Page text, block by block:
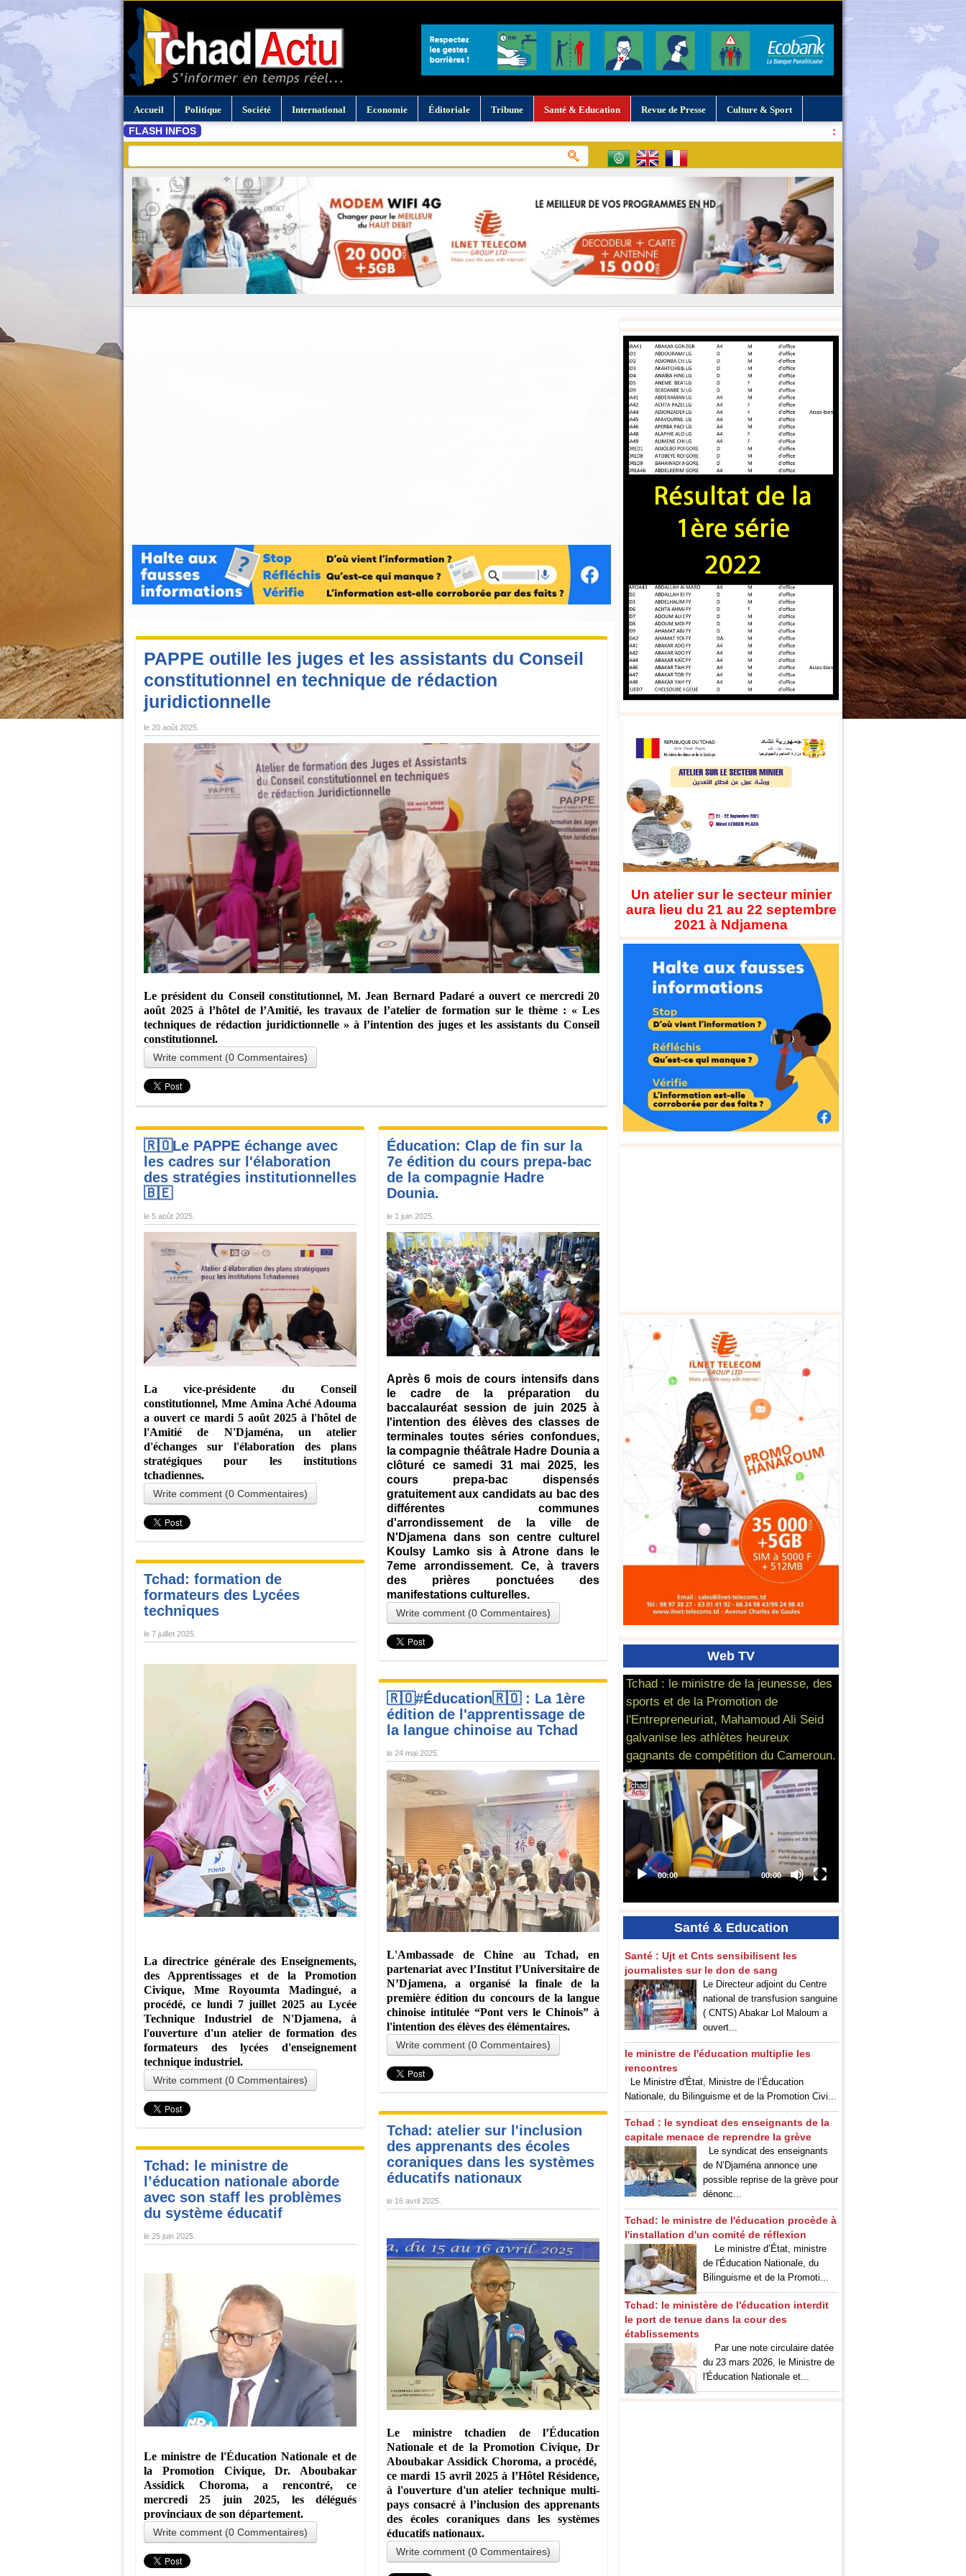
Accueil Politique Société International Economie Éditoriale Tribune Santé & Education Revue de Presse Culture & Sport
FLASH INFOS
PAPPE outille les juges et les assistants du Conseil
constitutionnel en technique de rédaction
juridictionnelle
le 20 août 2025
Le président du Conseil constitutionnel, M. Jean Bernard Padaré a ouvert ce mercredi 20
août 2025 à l’hôtel de l’Amitié, les travaux de l’atelier de formation sur le thème : « Les
techniques de rédaction juridictionnelle » à l’intention des juges et les assistants du Conseil
constitutionnel.
Write comment (0 Commentaires)
🇷🇴Le PAPPE échange avec
les cadres sur l'élaboration
des stratégies institutionnelles
🇧🇪
le 5 août 2025
La vice-présidente du Conseil
constitutionnel, Mme Amina Aché Adouma
a ouvert ce mardi 5 août 2025 à l'hôtel de
l'Amitié de N'Djaména, un atelier
d'échanges sur l'élaboration des plans
stratégiques pour les institutions
tchadiennes.
Write comment (0 Commentaires)
Tchad: formation de
formateurs des Lycées
techniques
le 7 juillet 2025
La directrice générale des Enseignements,
des Apprentissages et de la Promotion
Civique, Mme Royoumta Madingué, a
procédé, ce lundi 7 juillet 2025 au Lycée
Technique Industriel de N'Djamena, à
l'ouverture d'un atelier de formation des
formateurs des lycées d'enseignement
technique industriel.
Write comment (0 Commentaires)
Tchad: le ministre de
l’éducation nationale aborde
avec son staff les problèmes
du système éducatif
le 25 juin 2025
Le ministre de l'Éducation Nationale et de
la Promotion Civique, Dr. Aboubakar
Assidick Choroma, a rencontré, ce
mercredi 25 juin 2025, les délégués
provinciaux de son département.
Write comment (0 Commentaires)
Éducation: Clap de fin sur la
7e édition du cours prepa-bac
de la compagnie Hadre
Dounia.
le 1 juin 2025
Après 6 mois de cours intensifs dans
le cadre de la préparation du
baccalauréat session de juin 2025 à
l'intention des élèves des classes de
terminales toutes séries confondues,
la compagnie théâtrale Hadre Dounia a
clôturé ce samedi 31 mai 2025, les
cours prepa-bac dispensés
gratuitement aux candidats au bac des
différentes communes
d'arrondissement de la ville de
N'Djamena dans son centre culturel
Koulsy Lamko sis à Atrone dans le
7eme arrondissement. Ce, à travers
des prières ponctuées des
manifestations culturelles.
Write comment (0 Commentaires)
🇷🇴#Éducation🇷🇴 : La 1ère
édition de l'apprentissage de
la langue chinoise au Tchad
le 24 mai 2025
L'Ambassade de Chine au Tchad, en
partenariat avec l’Institut l’Universitaire de
N’Djamena, a organisé la finale de la
première édition du concours de la langue
chinoise intitulée “Pont vers le Chinois” à
l'intention des élèves des élémentaires.
Write comment (0 Commentaires)
Tchad: atelier sur l'inclusion
des apprenants des écoles
coraniques dans les systèmes
éducatifs nationaux
le 16 avril 2025
Le ministre tchadien de l’Éducation
Nationale et de la Promotion Civique, Dr
Aboubakar Assidick Choroma, a procédé,
ce mardi 15 avril 2025 à l’Hôtel Résidence,
à l'ouverture d'un atelier technique multi-
pays consacré à l’inclusion des apprenants
des écoles coraniques dans les systèmes
éducatifs nationaux.
Write comment (0 Commentaires)
Un atelier sur le secteur minier
aura lieu du 21 au 22 septembre
2021 à Ndjamena
Web TV
Tchad : le ministre de la jeunesse, des
sports et de la Promotion de
l'Entrepreneuriat, Mahamoud Ali Seid
galvanise les athlètes heureux
gagnants de compétition du Cameroun.
Santé& Education
‎Santé : Ujt et Cnts sensibilisent les
journalistes sur le don de sang
Le Directeur adjoint du Centre
national de transfusion sanguine
( CNTS) Abakar Lol Maloum a
ouvert...
le ministre de l'éducation multiplie les
rencontres
Le Ministre d'État, Ministre de l’Éducation
Nationale, du Bilinguisme et de la Promotion Civi...
Tchad : le syndicat des enseignants de la
capitale menace de reprendre la grève
Le syndicat des enseignants
de N’Djaména annonce une
possible reprise de la grève pour
dénonc...
Tchad: le ministre de l'éducation procède à
l'installation d'un comité de réflexion
Le ministre d’État, ministre
de l'Éducation Nationale, du
Bilinguisme et de la Promoti...
Tchad: le ministère de l'éducation interdit
le port de tenue dans la cour des
établissements
Par une note circulaire datée
du 23 mars 2026, le Ministre de
l'Éducation Nationale et...